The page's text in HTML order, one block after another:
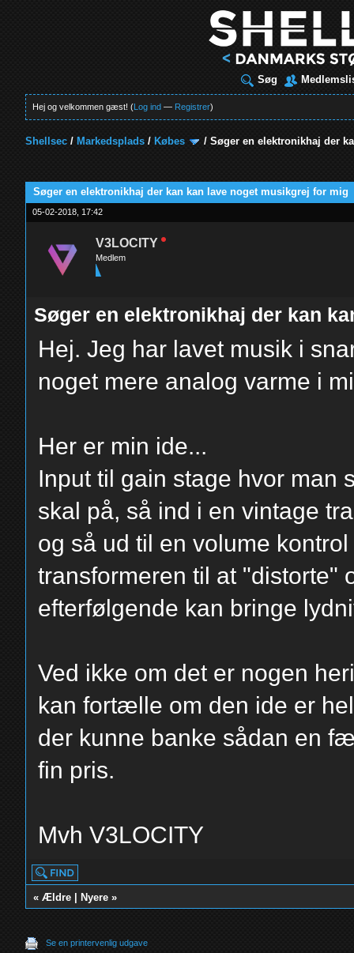
Søg
Hej og velkommen gæst! (Log ind — Registrer)
Shellsec / Markedsplads / Købes /Søger en elektronikhaj der
Søger en elektronikhaj der kan kan lave noget musikgrej for mig
05-02-2018, 17:42
V3LOCITY
Medlem
Søger en elektronikhaj der kan
Hej. Jeg har lavet musik i
noget mere analog varme i
Her er min ide...
Input til gain stage hvor
skal på, så ind i en vintage
og så ud til en volume
transformeren til at "distorte"
efterfølgende kan bringe
Ved ikke om det er nogen
kan fortælle om den ide er
der kunne banke sådan en
fin pris.
Mvh V3LOCITY
«Ældre Nyere »
Se en printervenlig udgave